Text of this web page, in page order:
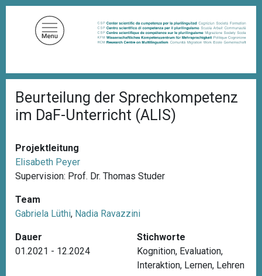
D
f
a
d
v
i
g
a
i
o
Beurteilung der Sprechkompetenz
im DaF-Unterricht (ALIS)
Projektleitung
Elisabeth Peyer
Supervision: Prof. Dr. Thomas Studer
Team
Gabriela Lüthi, Nadia Ravazzini
Dauer
01.2021 - 12.2024
Stichworte
Kognition, Evaluation,
Interaktion, Lernen, Lehren